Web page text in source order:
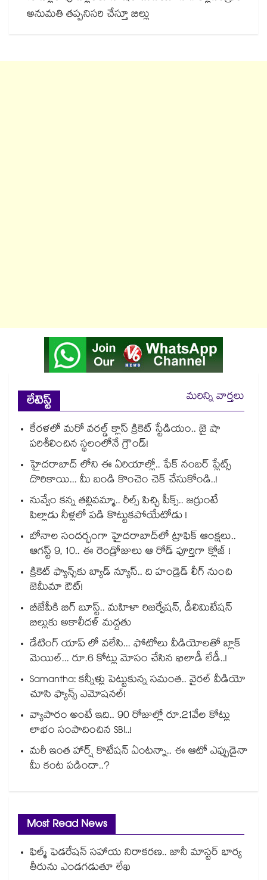
అనుమతి తప్పనిసరి చేస్తూ బిల్లు
లేటెస్ట్
మరిన్ని వార్తలు
కేరళలో మరో వరల్డ్ క్లాస్ క్రికెట్ స్టేడియం.. జై షా
పరిశీలించిన స్థలంలోనే గ్రౌండ్!
హైదరాబాద్ లోని ఈ ఏరియాల్లో.. ఫేక్ నంబర్ ప్లేట్స్
దొరికాయి... మీ బండి కొంచెం చెక్ చేసుకోండి..!
నువ్వేం కన్న తల్లివమ్మా.. రీల్స్ పిచ్చి పీక్స్.. జర్రుంటే
పిల్లాడు నీళ్లలో పడి కొట్టుకపోయేటోడు !
బోనాల సందర్భంగా హైదరాబాద్‌లో ట్రాఫిక్ ఆంక్షలు..
ఆగస్ట్ 9, 10.. ఈ రెండ్రోజులు ఆ రోడ్ పూర్తిగా క్లోజ్ !
క్రికెట్ ఫ్యాన్స్‌కు బ్యాడ్ న్యూస్.. ది హండ్రెడ్ లీగ్ నుంచి
జెమీమా ఔట్!
బీజేపీకి బిగ్ బూస్ట్.. మహిళా రిజర్వేషన్, డీలిమిటేషన్
బిల్లుకు అకాలీదళ్ మద్దతు
డేటింగ్ యాప్ లో వలేసి... ఫోటోలు వీడియోలతో బ్లాక్
మెయిల్... రూ.6 కోట్లు మోసం చేసిన ఖిలాడీ లేడీ..!
Samantha: కన్నీళ్లు పెట్టుకున్న సమంత.. వైరల్ వీడియో
చూసి ఫ్యాన్స్ ఎమోషనల్!
వ్యాపారం అంటే ఇది.. 90 రోజుల్లో రూ.21వేల కోట్లు
లాభం సంపాదించిన SBI..!
మరీ ఇంత హార్ష్ కొటేషన్ ఏంటన్నా.. ఈ ఆటో ఎప్పుడైనా
మీ కంట పడిందా..?
Most Read News
ఫిల్మ్ ఫెడరేషన్ సహాయ నిరాకరణ.. జానీ మాస్టర్ భార్య
తీరును ఎండగడుతూ లేఖ